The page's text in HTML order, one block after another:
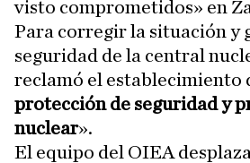
visto comprometidos» en
Para corregir la situación y
seguridad de la central
reclamó el establecimiento
protección de seguridad y
nuclear».
El equipo del OIEA